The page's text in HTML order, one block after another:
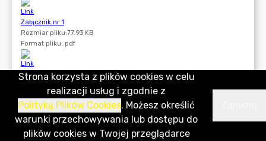
Strona korzysta z plików cookies w celu
realizacji usług i zgodnie z
Polityką Plików Cookies. Możesz określić
warunki przechowywania lub dostępu do
plików cookies w Twojej przeglądarce